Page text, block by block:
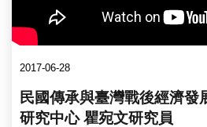
2017-06-28
民國傳承與臺灣戰後經濟發
研究中心 瞿宛文研究員